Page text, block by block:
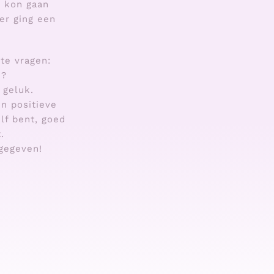
gaan
ging een
vragen:
positieve
bent, goed